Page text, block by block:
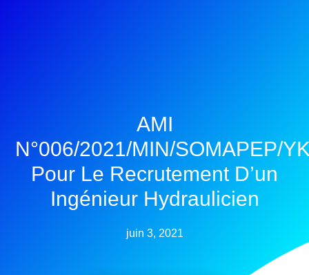
AMI
N°006/2021/MIN/SOMAPEP/
Pour Le Recrutement D’un
Ingénieur Hydraulicien
juin 3, 2021